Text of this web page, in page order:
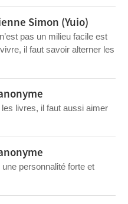
Simon (Yuio)
pas un milieu facile est
il faut savoir alterner les
livres, il faut aussi aimer
personnalité forte et